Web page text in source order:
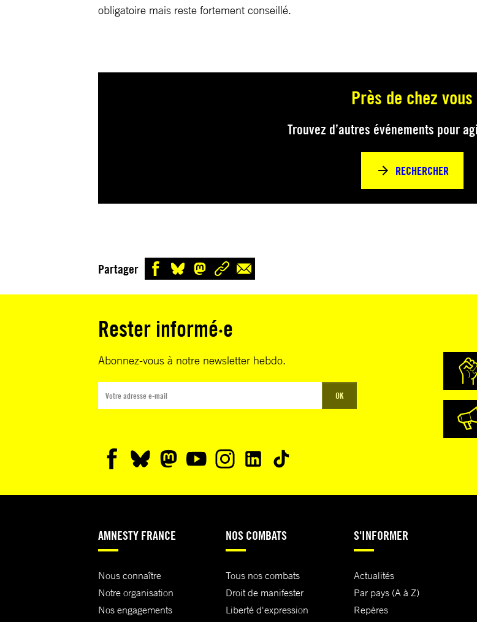
obligatoire mais reste fortement conseillé.
Près de chez vous
Trouvez d’autres événements pour
RECHERCHER
Partager
Rester informé·e
Abonnez-vous à notre newsletter hebdo.
OK
AMNESTY FRANCE
Nous connaître
Notre organisation
Nos engagements
NOS COMBATS
Tous nos combats
Droit de manifester
Liberté d'expression
S'INFORMER
Actualités
Par pays (A à Z)
Repères